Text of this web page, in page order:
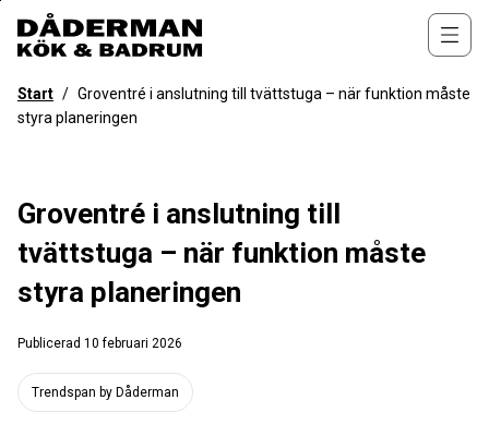
övergripande
för
webbplatsen
Start / Groventré i anslutning till tvättstuga – när funktion måste
styra planeringen
Groventré i anslutning till
tvättstuga – när funktion måste
styra planeringen
Publicerad 10 februari 2026
Trendspan by Dåderman